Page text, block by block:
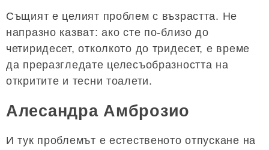
Същият е целият проблем с възрастта. Не
напразно казват: ако сте по-близо до
четиридесет, отколкото до тридесет, е време
да преразгледате целесъобразността на
откритите и тесни тоалети.
Алесандра Амброзио
И тук проблемът е естественото отпускане на